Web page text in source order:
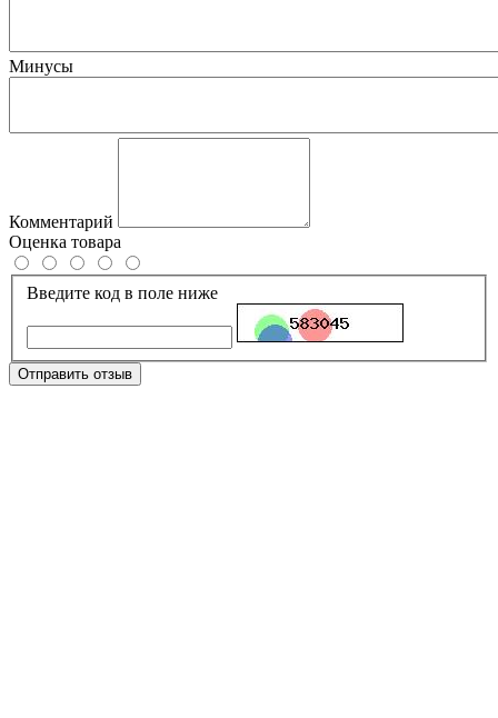
Минусы
Комментарий
Оценка товара
Введите код в поле ниже
Отправить отзыв